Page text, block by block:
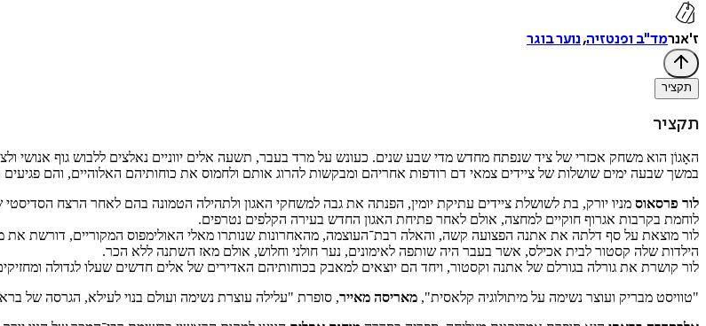
ז'אנרמד"ב ופנטזיה,נוער בוגר
תקציר
תקציר
האָגוֹן הוא משחק אכזרי של ציד שנפתח מחדש מדי שבע שנים. כעונש על מרד בעבר, תשעה אלים יווניים נאלצים ללבוש גוף אנושי
במשך שבעה ימים שושלות של ציידים צמאי דם רודפות אחריהם ומבקשות להרוג אותם ולחמוס את כוחותיהם האלוהיים, והם פגיעים
לור פרסאוס מניו יורק, בת לשושלת ציידים עתיקת יומין, הפנתה את גבה למשחקי האגון ולתהילה הטמונה בהם לאחר הרצח
לוחמת בקרבות אגרוף חוקיים למחצה, אולם לאחר פתיחת האגון החדש בעירה הקלפים נטרפים.
לור מוצאת על סף דלתה את אתנה הפצועה קשה, והאלה רבת־העוצמה, מהאחרונות שנותרו מאלי האולימפוס המקוריים, דורשת את
הילדות שלה קסטור לבית אכילס, אשר בעבר היה שותפה לאימונים, נער חולני וחלוש, אולם מאז השתנה ללא הכר.
לור קושרת את גורלה בגורלם של אתנה וקסטור, ויחד הם יוצאים למאבק בכוחותיהם האדירים של אלים חדשים שעלו לגדולה
"טוויסט מבריק ועוצר נשימה על מיתולוגיה קלאסית", מאריסה מאייר, סופרת "עלילה עוצרת נשימה ועולם בנוי לעילא, הגרסה של